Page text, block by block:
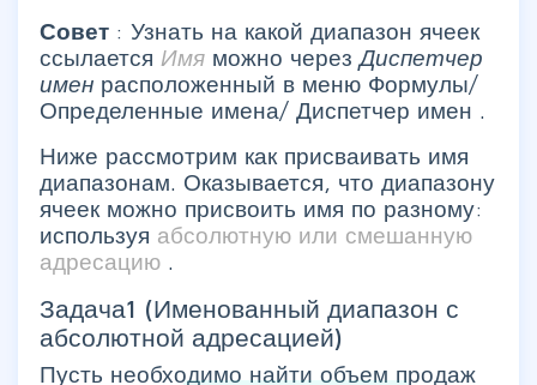
Совет : Узнать на какой диапазон ячеек
ссылается Имя можно черезДиспетчер
имен расположенный в меню Формулы/
Определенные имена/ Диспетчер имен .
Ниже рассмотрим как присваивать имя
диапазонам. Оказывается, что диапазону
ячеек можно присвоить имя по разному:
используя абсолютную или смешанную
адресацию .
Задача1 (Именованный диапазон с
абсолютной адресацией)
Пусть необходимо найти объем продаж